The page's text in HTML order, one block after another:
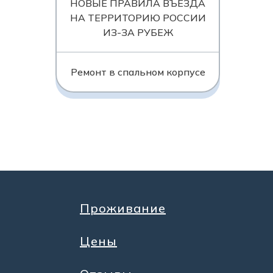
НОВЫЕ ПРАВИЛА ВЪЕЗДА
НА ТЕРРИТОРИЮ РОССИИ
ИЗ-ЗА РУБЕЖ
Ремонт в спальном корпусе
Проживание
Цены